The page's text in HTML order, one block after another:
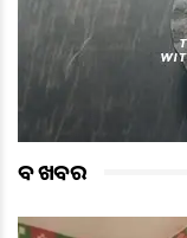
ବଡ ଖବର